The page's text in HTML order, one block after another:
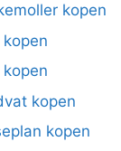
kopen
kopen
kopen